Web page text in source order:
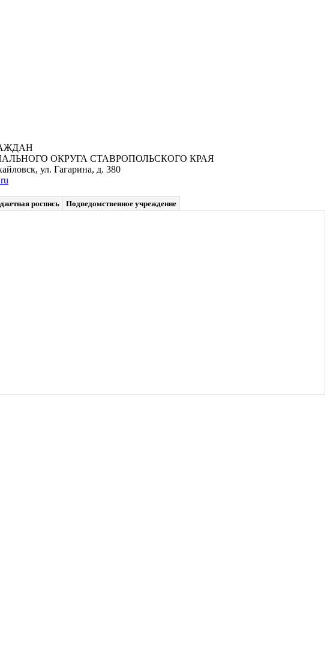
ОКРУГА СТАВРОПОЛЬСКОГО КРАЯ
ул. Гагарина, д. 380
роспись Подведомственное учреждение